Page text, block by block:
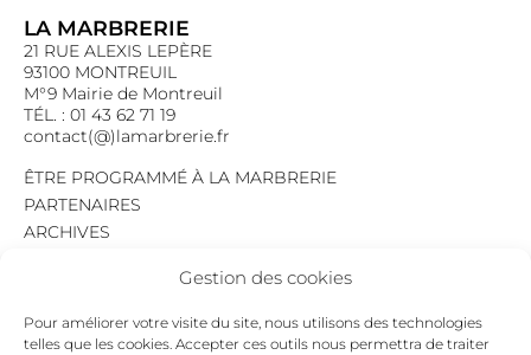
Gestion des cookies
Pour améliorer votre visite du site, nous utilisons des technologies
telles que les cookies. Accepter ces outils nous permettra de traiter
LA MARBRERIE
21 RUE ALEXIS LEPÈRE
93100 MONTREUIL
M°9 Mairie de Montreuil
TÉL. : 01 43 62 71 19
contact(@)lamarbrerie.fr
ÊTRE PROGRAMMÉ À LA MARBRERIE
PARTENAIRES
ARCHIVES
MENTIONS LÉGALES
POLITIQUE DE CONFIDENTIALITÉ
COOKIES